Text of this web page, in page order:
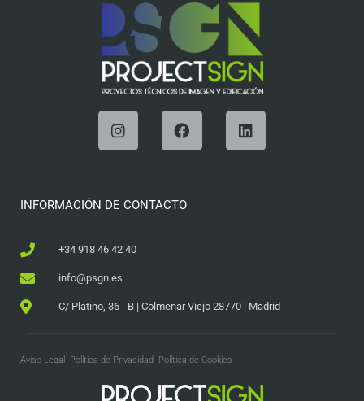
INFORMACIÓN DE CONTACTO
+34 918 46 42 40
info@psgn.es
C/ Platino, 36 - B | Colmenar Viejo 28770 | Madrid
Aviso Legal -Política de Privacidad -Política de Cookies